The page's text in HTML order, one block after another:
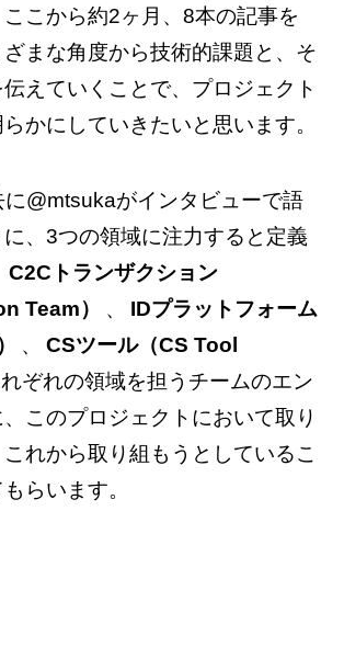
こから約2ヶ月、8本の記事を
まな角度から技術的課題と、そ
えていくことで、プロジェクト
かにしていきたいと思います。
@mtsukaがインタビューで語
、3つの領域に注力すると定義
C2Cトランザクション
Team）
、
IDプラットフォーム
、
CSツール（CS Tool
ぞれの領域を担うチームのエン
このプロジェクトにおいて取り
れから取り組もうとしているこ
らいます。